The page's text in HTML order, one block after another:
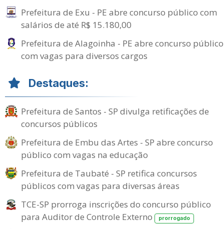
Prefeitura de Exu - PE abre concurso público com
salários de até R$ 15.180,00
Prefeitura de Alagoinha - PE abre concurso público
com vagas para diversos cargos
Destaques:
Prefeitura de Santos - SP divulga retificações de
concursos públicos
Prefeitura de Embu das Artes - SP abre concurso
público com vagas na educação
Prefeitura de Taubaté - SP retifica concursos
públicos com vagas para diversas áreas
TCE-SP prorroga inscrições do concurso público
para Auditor de Controle Externo
prorrogado